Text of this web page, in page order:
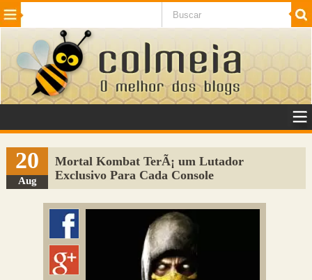
Beleza Cinema e TV
Internet Jogos NotÃ­cias SaÃºde
VeÃ­culos Adulto
Sugerir Link
Adicionar Blog
Colmeia Exchange
20
Aug
Mortal Kombat TerÃ¡ um Lutador
Exclusivo Para Cada Console